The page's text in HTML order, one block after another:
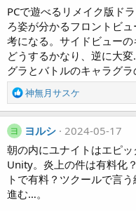
PCで遊べるリメイク版ド
ろ姿が分かるフロントビ
考になる。サイドビュー
どうするかなり、逆に大
グラとバトルのキャラグラ
R
e
a
c
i
o
n
s
神無月サスケ
ヨ ヨルシ 2024-05-17
朝の内にユナイトはエピ
Unity。炎上の件は有料化
トで有料？ツクールで言
進む…。